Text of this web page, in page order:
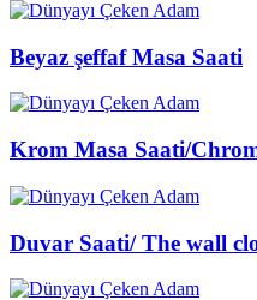
Beyaz şeffaf Masa Saati
Krom Masa Saati/
Duvar Saati/ The wall